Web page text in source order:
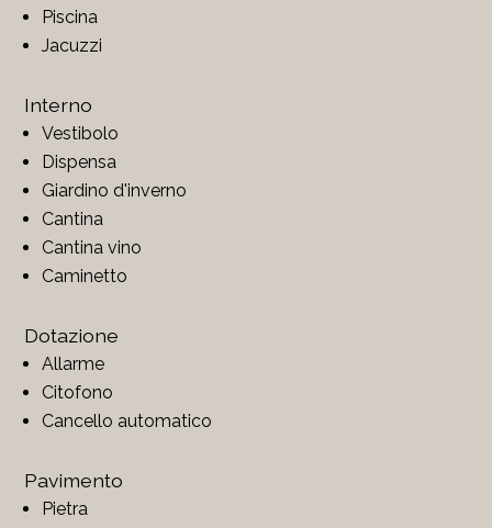
Piscina
Jacuzzi
Interno
Vestibolo
Dispensa
Giardino d'inverno
Cantina
Cantina vino
Caminetto
Dotazione
Allarme
Citofono
Cancello automatico
Pavimento
Pietra